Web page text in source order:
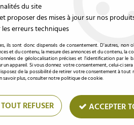
Ruban Macao
Soyez le premier à donner votre
Prix : Connectez-
Réf. :1393-25
Ruban en organza pour la
du site
proposer des mises à jour sur nos
erreurs techniques
ils sont donc dispensés de consentement. D'autres, non
et du contenu, la mesure des annonces et du contenu, la
de géolocalisation précises et l'identification par le
appareil. Si vous donnez votre consentement, celui-ci
de la possibilité de retirer votre consentement à tout
savoir plus, consulter notre politique de cookie.
TOUT REFUSER ACCEPTER